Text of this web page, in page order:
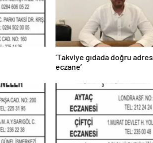
‘Takviye gıdada doğru adres
eczane’